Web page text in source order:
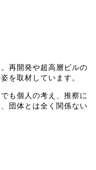
再開発や超高層ビルの
を取材しています。
も個人の考え、推察に
団体とは全く関係ない